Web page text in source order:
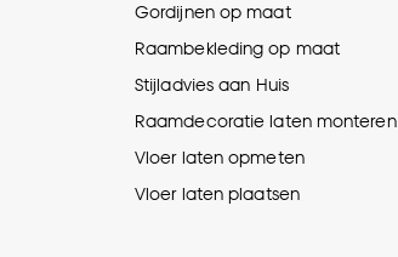
Gordijnen op maat
Raambekleding op maat
Stijladvies aan Huis
Raamdecoratie laten monteren
Vloer laten opmeten
Vloer laten plaatsen